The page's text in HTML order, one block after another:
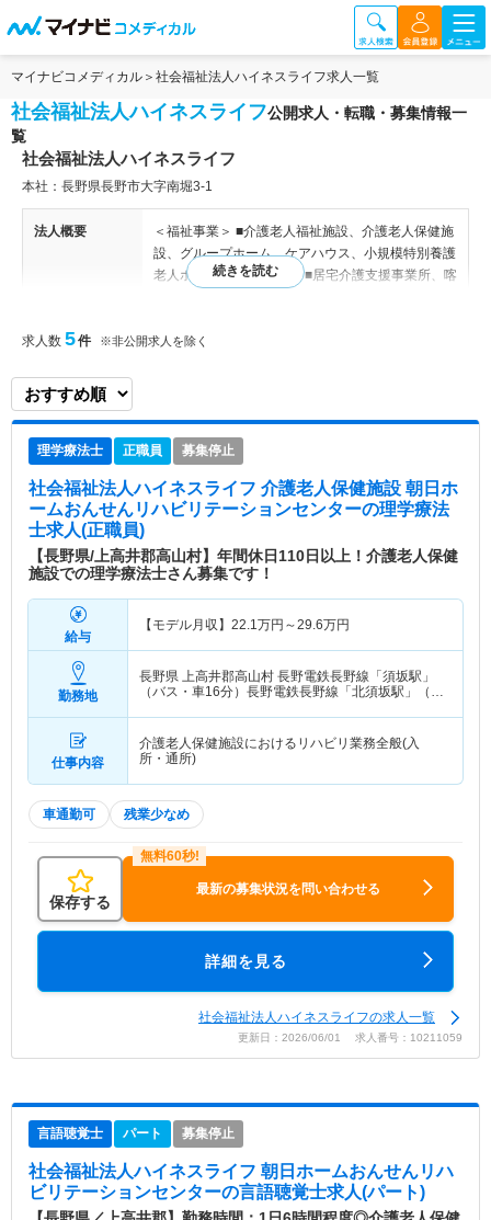
マイナビコメディカル 社会福祉法人ハイネスライフ求人一覧
社会福祉法人ハイネスライフ公開求人・転職・募集情報一
覧
社会福祉法人ハイネスライフ
本社：長野県長野市大字南堀3-1
法人概要
＜福祉事業＞ ■介護老人福祉施設、介護老人保健施
設、グループホーム、ケアハウス、小規模特別養護
老人ホーム ＜公益事業＞ ■居宅介護支援事業所、喀
内科／内科（糖尿病・代謝）／肛門外科／放射線科
テーションセンター、朝日ホームおんせん指定居宅
介護支援事業所、 グループホーム朝日、ケア・ハ
クラブなど
特色
です。建物はもちろん、ほとんどの医療機器を新し
く取り入れており質の高い医療を提供しています。
つつ、周囲と協力して職場環境を創りあげていくこ
とができます。最寄駅から徒歩圏内、マイカー通勤
も可能なので通勤に便利です。
求人数 5件 ※非公開求人を除く
理学療法士 正職員 募集停止
社会福祉法人ハイネスライフ 介護老人保健施設 朝日ホ
ームおんせんリハビリテーションセンターの理学療法
士求人(正職員)
【長野県/上高井郡高山村】年間休日110日以上！介護老人保健
施設での理学療法士さん募集です！
給与
【モデル月収】 22.1 万円～29.6万円
勤務地
長野県 上高井郡高山村 長野電鉄長野線「須坂駅」
（バス・車16分）長野電鉄長野線「北須坂駅」（バ
仕事内容
介護老人保健施設におけるリハビリ業務全般(入
所・通所)
車通勤可 残業少なめ
保存する
最新の募集状況を問い合わせる
詳細を見る
社会福祉法人ハイネスライフの求人一覧
更新日：2026/06/01 求人番号：10211059
言語聴覚士 パート 募集停止
社会福祉法人ハイネスライフ 朝日ホームおんせんリハ
ビリテーションセンターの言語聴覚士求人(パート)